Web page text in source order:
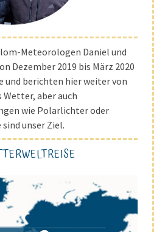
Meteorologen Daniel und
Dezember 2019 bis März 2020
und berichten hier weiter von
Wetter, aber auch
wie Polarlichter oder
unser Ziel.